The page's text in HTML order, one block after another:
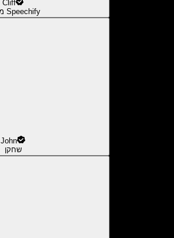
Cliff
מייסד Speechify
John
שחקן